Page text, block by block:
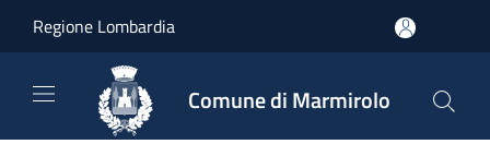
Regione Lombardia
Comune di Marmirolo